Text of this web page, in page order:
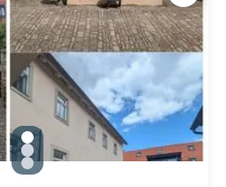
gallery.slide_selector
Zu Slide 1 wechseln
Zu Slide 2 wechseln
Zu Slide 3 wechseln